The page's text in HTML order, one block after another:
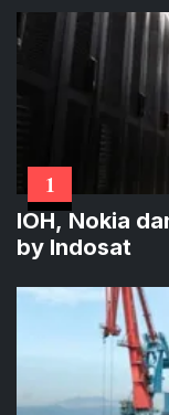
1
IOH, Nokia
by Indosat